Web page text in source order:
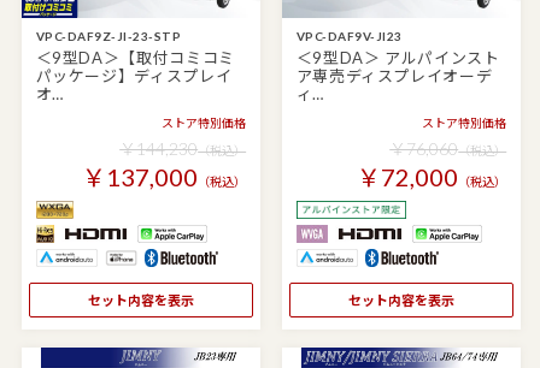
VPC-DAF9Z-JI-23-STP
＜9型DA＞【取付コミコミ
パッケージ】ディスプレイ
オ…
ストア特別価格
￥144,230（税込）
￥137,000 （税込）
セット内容を表示
VPC-DAF9V-JI23
＜9型DA＞ アルパインスト
ア専売ディスプレイオーデ
ィ…
ストア特別価格
￥76,060（税込）
￥72,000 （税込）
セット内容を表示